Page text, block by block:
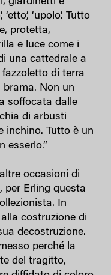
‘upolo’. Tutto
protetta,
e luce come i
una cattedrale a
di terra
Non un
soffocata dalle
di arbusti
inchino. Tutto è un
esserlo.”
occasioni di
per Erling questa
In
costruzione di
decostruzione.
perché la
del tragitto,